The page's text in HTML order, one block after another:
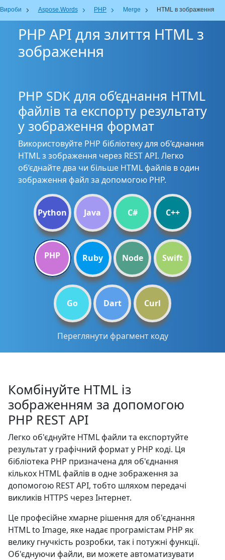
Вироби Aspose.Words PHP Merge HTML в зображення
PHP API для злиття HTML з
зображення
PHP SDK для об’єднання HTML
файлів та експорту результату
у зображення формат
Використовуйте PHP бібліотеку для об’єднання
HTML з зображення через REST API. Легко
об’єднайте два чи більше HTML файлів в один
зображення файл за допомогою PHP.
Python Java C# C++
PHP Ruby Node Swift
Go Dart Curl
Переглянути фрагмент коду
Комбінуйте HTML із
зображенням за допомогою
PHP REST API
Легко об'єднуйте HTML файли та експортуйте
результат у графічний формат у PHP коді. Ця
бібліотека PHP призначена для об'єднання
кількох HTML файлів в одне зображення за
допомогою REST API, тобто шляхом передачі
викликів HTTPS через Інтернет.
Це професійне хмарне рішення для об'єднання
HTML to Image, яке надає програмістам PHP як
велику гнучкість розробки, так і потужні функції.
Об'єднуючи файли, ви можете автоматизувати